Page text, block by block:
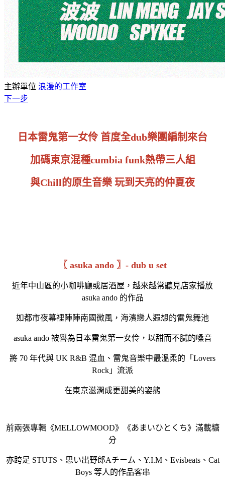
主辦單位 浪漫的工作室
下一步
日本雷鬼第一女伶 首度全dub樂團編制來台
加碼東京混種cumbia funk熱帶三人組
與Chill的原生音樂 玩到天亮的仲夏夜
〖 asuka ando 〗- dub u set
近年中山區的小咖啡廳或居酒屋，越來越常聽見店家播放
asuka ando 的作品
如都市夜幕裡陣陣南國微風，海濱戀人遐想的雷鬼舞池
asuka ando 被譽為日本雷鬼第一女伶，以甜而不膩的嗓音
將 70 年代與 UK R&B 混血、雷鬼音樂中最溫柔的「Lovers
Rock」流派
在東京滋潤成更甜美的姿態
前兩張專輯《MELLOWMOOD》《あまいひとくち》滿載糖
分
亦跨足 STUTS、思い出野郎Aチーム、Y.I.M、Evisbeats、Cat
Boys 等人的作品客串